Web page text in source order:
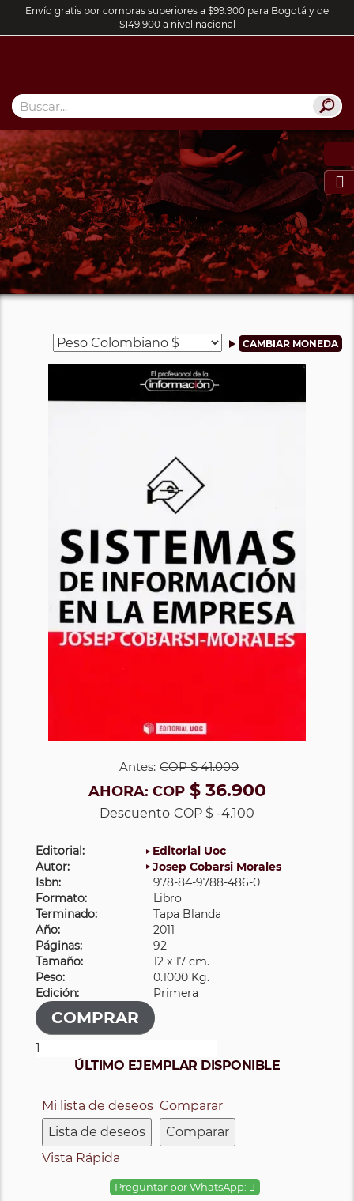
Envío gratis por compras superiores a $99.900 para Bogotá y de
$149.900 a nivel nacional

Antes: COP$ 41.000
AHORA: COP$ 36.900
Descuento COP $ -4.100
Editorial:
Editorial Uoc
Autor:
Josep Cobarsi Morales
Isbn:
978-84-9788-486-0
Formato:
Libro
Terminado:
Tapa Blanda
Año:
2011
Páginas:
92
Tamaño:
12 x 17 cm.
Peso:
0.1000 Kg.
Edición:
Primera
ÚLTIMO EJEMPLAR DISPONIBLE
Mi lista de deseos
Lista de deseos
Comparar
Comparar
Vista Rápida
Preguntar por WhatsApp: